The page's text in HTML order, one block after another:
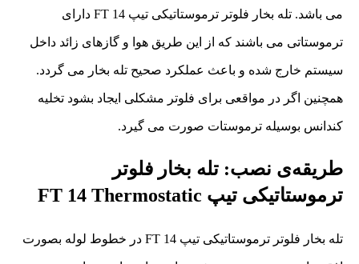
می باشد. تله بخار فلوتر ترموستاتیکی تیپ FT 14 دارای
ترموستاتی می باشند که از این طریق هوا و گازهای زائد داخل
سیستم خارج شده و باعث عملکرد صحیح تله بخار می گردد.
همچنین اگر در مواقعی برای فلوتر مشکلی ایجاد بشود تخلیه
کندانس بوسیله ترموستات صورت می گیرد.
طریقه‌ی نصب: تله بخار فلوتر
ترموستاتیکی تیپ FT 14 Thermostatic
تله بخار فلوتر ترموستاتیکی تیپ FT 14 در خطوط لوله بصورت